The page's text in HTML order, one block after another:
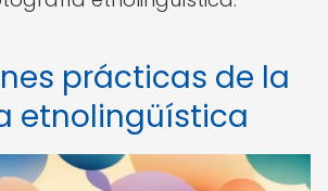
prácticas de la
etnolingüística